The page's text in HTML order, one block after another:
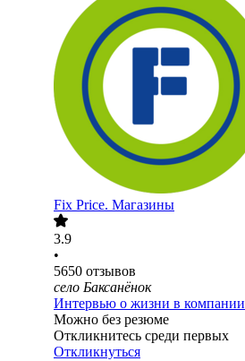
Fix Price. Магазины
3.9
•
5650 отзывов
село Баксанёнок
Интервью о жизни в компании
Можно без резюме
Откликнитесь среди первых
Откликнуться